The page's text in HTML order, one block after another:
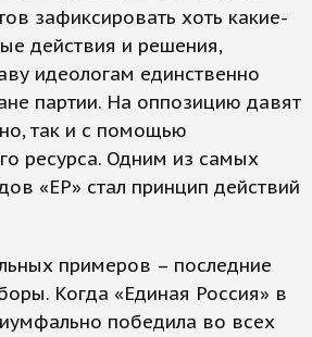
зафиксировать хоть какие-
действия и решения,
идеологам единственно
партии. На оппозицию давят
так и с помощью
ресурса. Одним из самых
«ЕР» стал принцип действий
примеров – последние
Когда «Единая Россия» в
победила во всех